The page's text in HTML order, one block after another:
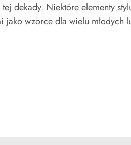
dekady. Niektóre elementy
jako wzorce dla wielu młodych